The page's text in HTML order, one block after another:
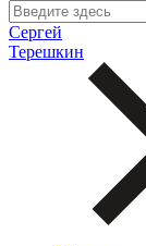
Сергей
Терешкин